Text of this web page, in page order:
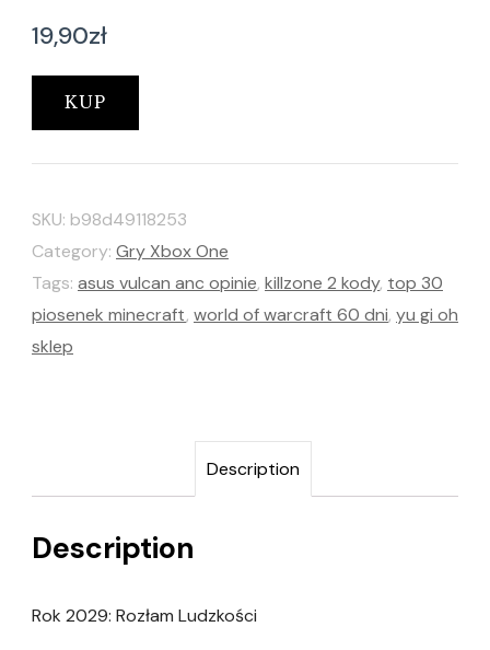
19,90zł
KUP
SKU: b98d49118253
Category: Gry Xbox One
Tags: asus vulcan anc opinie, killzone 2 kody, top 30
piosenek minecraft, world of warcraft 60 dni, yu gi oh
sklep
Description
Description
Rok 2029: Rozłam Ludzkości